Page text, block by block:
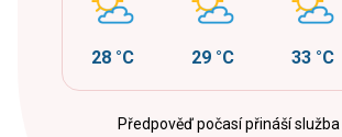
28 °C 29 °C 33 °C
Předpověď počasí přináší služba